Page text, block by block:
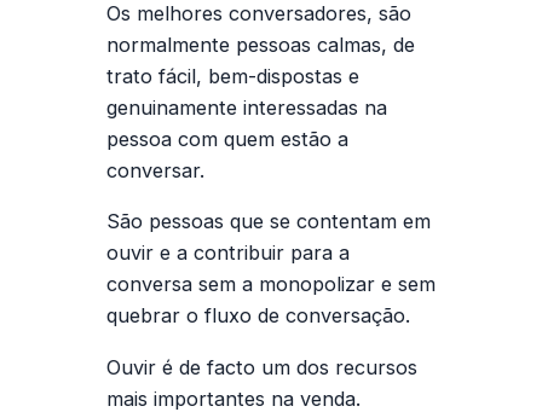
Os melhores conversadores, são
normalmente pessoas calmas, de
trato fácil, bem-dispostas e
genuinamente interessadas na
pessoa com quem estão a
conversar.
São pessoas que se contentam em
ouvir e a contribuir para a
conversa sem a monopolizar e sem
quebrar o fluxo de conversação.
Ouvir é de facto um dos recursos
mais importantes na venda.